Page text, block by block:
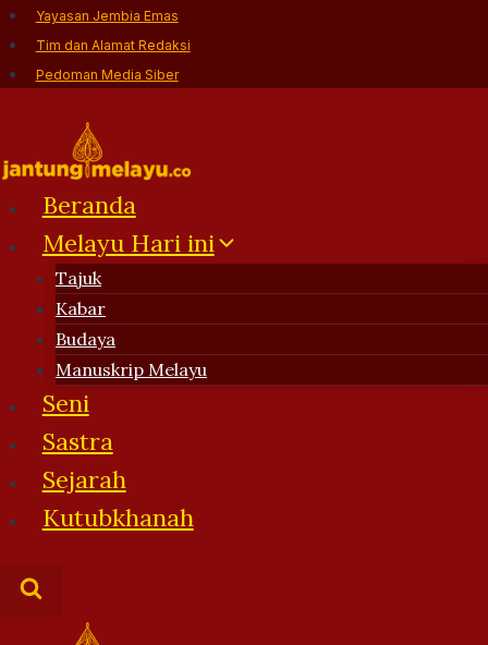
Skip
to
content
Yayasan Jembia Emas
Tim dan Alamat Redaksi
Pedoman Media Siber
Beranda
Melayu Hari ini
Tajuk
Kabar
Budaya
Manuskrip Melayu
Seni
Sastra
Sejarah
Kutubkhanah